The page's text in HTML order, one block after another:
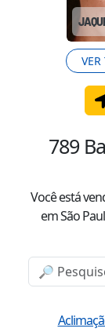
VER
789
Você está
em São